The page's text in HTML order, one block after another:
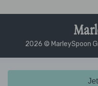
2026 © MarleySpoon